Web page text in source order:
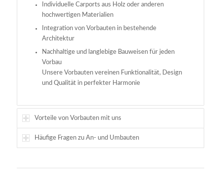
Individuelle Carports aus Holz oder anderen
hochwertigen Materialien
Integration von Vorbauten in bestehende
Architektur
Nachhaltige und langlebige Bauweisen für jeden
Vorbau
Unsere Vorbauten vereinen Funktionalität, Design
und Qualität in perfekter Harmonie
Vorteile von Vorbauten mit uns
Häufige Fragen zu An- und Umbauten